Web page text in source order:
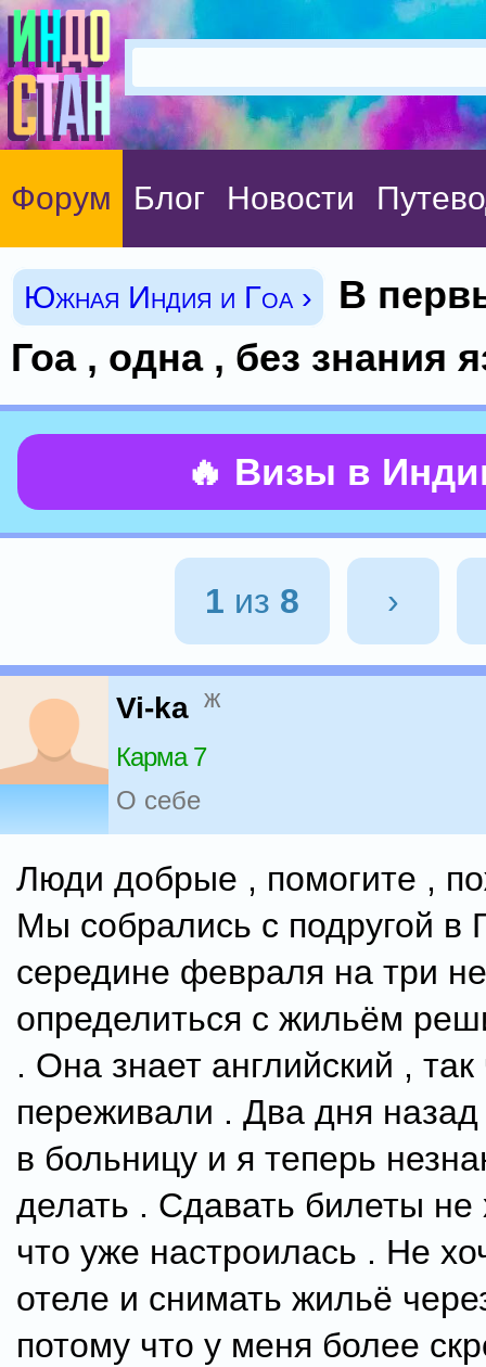
Форум Блог Новости
Южная Индия и Гоа ›
В
Гоа , одна , без знания
🔥 Визы в
1 из 8 ›
Vi-ka ж
Карма 7
О себе
Люди добрые , помогите ,
Мы собрались с подругой в
середине февраля на три
определиться с жильём
. Она знает английский , так
переживали . Два дня
в больницу и я теперь
делать . Сдавать билеты не
что уже настроилась . Не
отеле и снимать жильё
потому что у меня более